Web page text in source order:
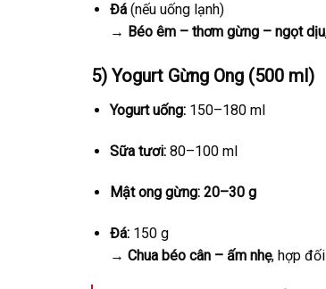
Đá(nếu uống lạnh)
→ Béo êm – thơm gừng – ngọt dịu
5) Yogurt Gừng Ong (500 ml)
Yogurt uống:150–180 ml
Sữa tươi:80–100 ml
Mật ong gừng: 20–30 g
Đá:150 g
→ Chua béo cân – ấm nhẹ, hợp